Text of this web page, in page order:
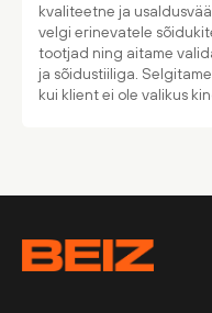
kvaliteetne ja
velgi erinevatele
tootjad ning aitame
ja sõidustiiliga.
kui klient ei ole valikus